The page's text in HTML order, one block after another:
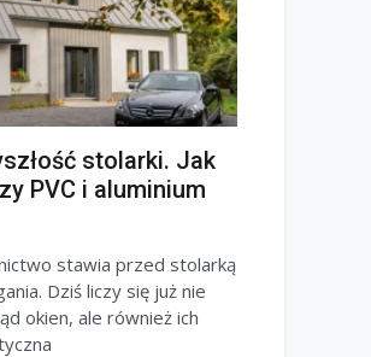
stolarki. Jak
PVC i aluminium
stawia przed stolarką
Dziś liczy się już nie
okien, ale również ich